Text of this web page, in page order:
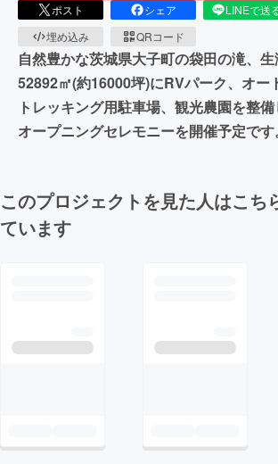
ポスト シェア LINEで送
埋め込み
QRコード
自然豊かな茨城県大子町の袋田の滝、
52892㎡(約16000坪)にRVパーク、オー
トレッキング用駐車場、観光農園を整
オープニングセレモニーを開催予定です
このプロジェクトを見た人はこち
ています